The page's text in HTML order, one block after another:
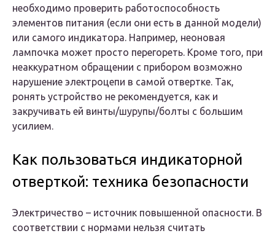
необходимо проверить работоспособность
элементов питания (если они есть в данной модели)
или самого индикатора. Например, неоновая
лампочка может просто перегореть. Кроме того, при
неаккуратном обращении с прибором возможно
нарушение электроцепи в самой отвертке. Так,
ронять устройство не рекомендуется, как и
закручивать ей винты/шурупы/болты с большим
усилием.
Как пользоваться индикаторной
отверткой: техника безопасности
Электричество – источник повышенной опасности. В
соответствии с нормами нельзя считать